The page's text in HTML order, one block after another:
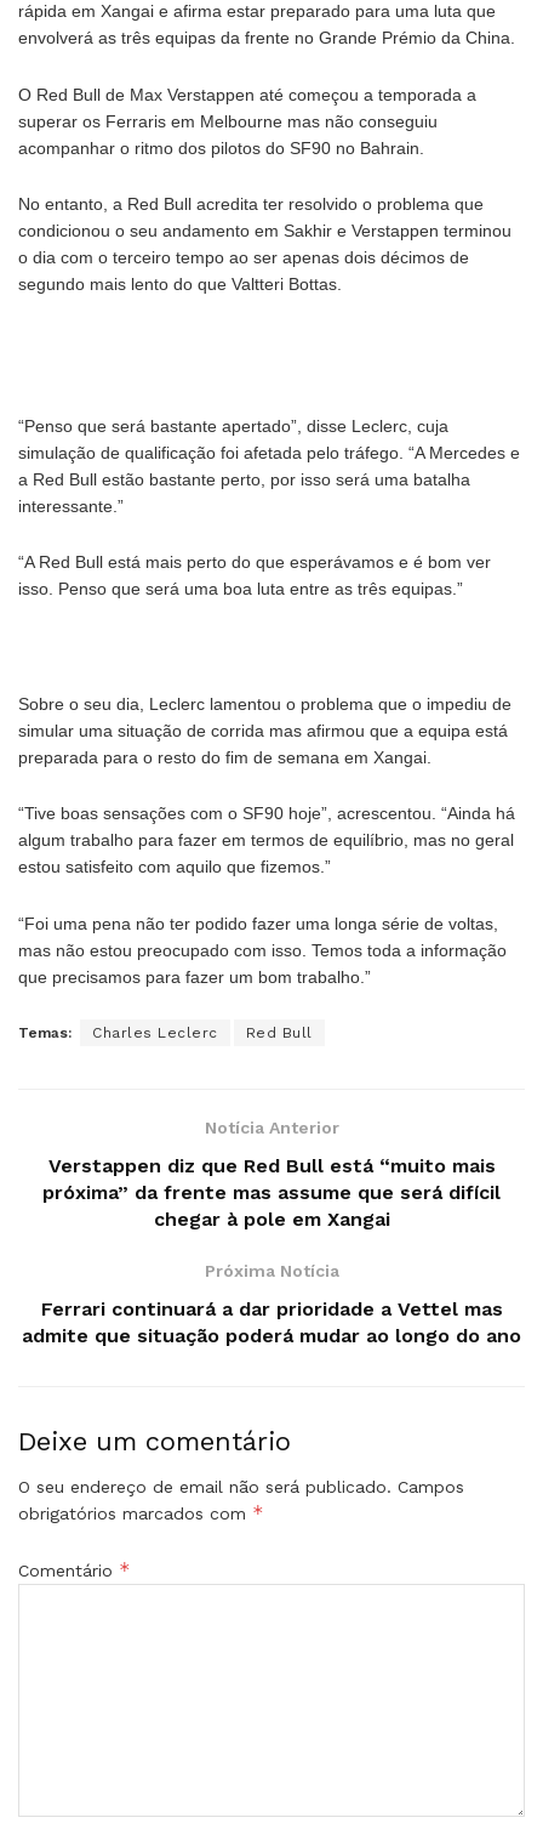
rápida em Xangai e afirma estar preparado para uma luta que
envolverá as três equipas da frente no Grande Prémio da China.
O Red Bull de Max Verstappen até começou a temporada a
superar os Ferraris em Melbourne mas não conseguiu
acompanhar o ritmo dos pilotos do SF90 no Bahrain.
No entanto, a Red Bull acredita ter resolvido o problema que
condicionou o seu andamento em Sakhir e Verstappen terminou
o dia com o terceiro tempo ao ser apenas dois décimos de
segundo mais lento do que Valtteri Bottas.
“Penso que será bastante apertado”, disse Leclerc, cuja
simulação de qualificação foi afetada pelo tráfego. “A Mercedes e
a Red Bull estão bastante perto, por isso será uma batalha
interessante.”
“A Red Bull está mais perto do que esperávamos e é bom ver
isso. Penso que será uma boa luta entre as três equipas.”
Sobre o seu dia, Leclerc lamentou o problema que o impediu de
simular uma situação de corrida mas afirmou que a equipa está
preparada para o resto do fim de semana em Xangai.
“Tive boas sensações com o SF90 hoje”, acrescentou. “Ainda há
algum trabalho para fazer em termos de equilíbrio, mas no geral
estou satisfeito com aquilo que fizemos.”
“Foi uma pena não ter podido fazer uma longa série de voltas,
mas não estou preocupado com isso. Temos toda a informação
que precisamos para fazer um bom trabalho.”
Temas: Charles Leclerc Red Bull
Notícia Anterior
Verstappen diz que Red Bull está “muito mais
próxima” da frente mas assume que será difícil
chegar à pole em Xangai
Próxima Notícia
Ferrari continuará a dar prioridade a Vettel mas
admite que situação poderá mudar ao longo do ano
Deixe um comentário
O seu endereço de email não será publicado. Campos
obrigatórios marcados com *
Comentário *